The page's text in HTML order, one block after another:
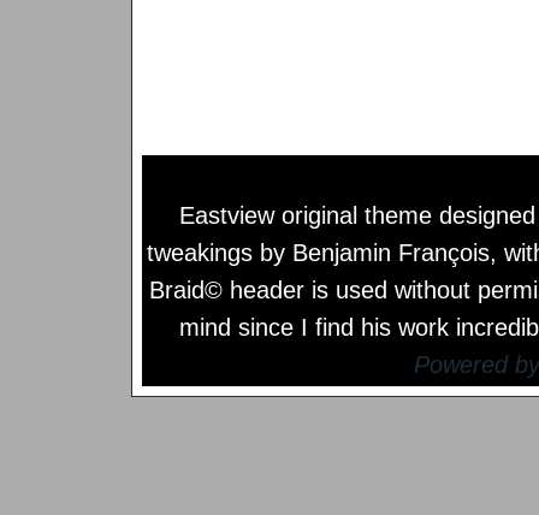
Eastview original theme
tweakings by Benjamin François,
Braid© header is used without
mind since I find his work
Powered